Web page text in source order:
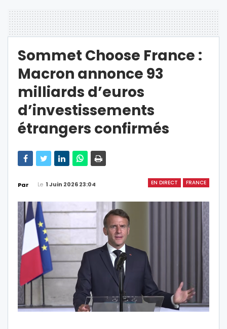
Sommet Choose France :
Macron annonce 93
milliards d’euros
d’investissements
étrangers confirmés
EN DIRECT FRANCE
Par Le 1 Juin 2026 23:04